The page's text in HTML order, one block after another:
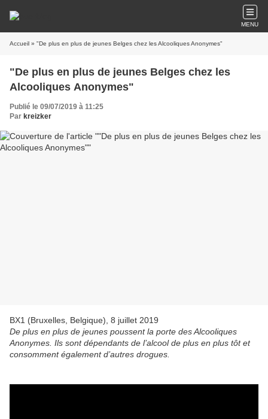
MENU
Accueil » "De plus en plus de jeunes Belges chez les Alcooliques Anonymes"
"De plus en plus de jeunes Belges chez les
Alcooliques Anonymes"
Publié le 09/07/2019 à 11:25
Par kreizker
BX1 (Bruxelles, Belgique), 8 juillet 2019
De plus en plus de jeunes poussent la porte des Alcooliques
Anonymes. Ils sont dépendants de l’alcool de plus en plus tôt et
consomment également d’autres drogues.